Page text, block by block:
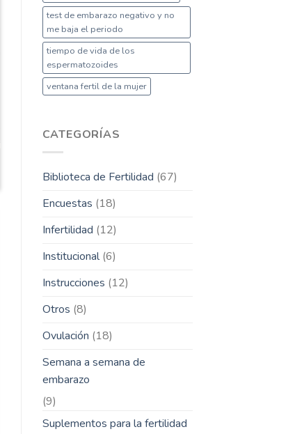
test de embarazo negativo y no
me baja el periodo
tiempo de vida de los
espermatozoides
ventana fertil de la mujer
CATEGORÍAS
Biblioteca de Fertilidad (67)
Encuestas (18)
Infertilidad (12)
Institucional(6)
Instrucciones (12)
Otros (8)
Ovulación (18)
Semana a semana de
embarazo
(9)
Suplementos para la fertilidad